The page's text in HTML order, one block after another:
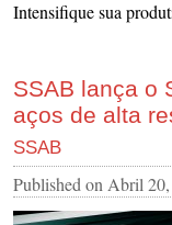
Intensifique sua
SSAB lança o
aços de alta
SSAB
Published on Abril